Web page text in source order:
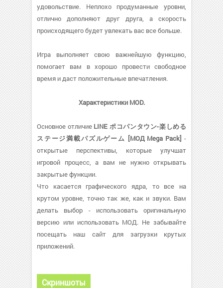
удовольствие. Неплохо продуманные уровни,
отлично дополняют друг друга, а скорость
происходящего будет увлекать вас все больше.
Игра выполняет свою важнейшую функцию,
помогает вам в хорошо провести свободное
время и даст положительные впечатления.
Характеристики MOD.
Основное отличие LINE ポコパンタウン-楽しめる
ステージ満載パズルゲーム [МОД Mega Pack] -
открытые перспективы, которые улучшат
игровой процесс, а вам не нужно открывать
закрытые функции.
Что касается графического ядра, то все на
крутом уровне, точно так же, как и звуки. Вам
делать выбор - использовать оригинальную
версию или использовать МОД. Не забывайте
посещать наш сайт для загрузки крутых
приложений.
Скриншоты